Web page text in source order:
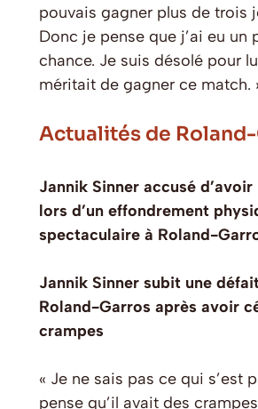
pouvais gagner plus de trois
Donc je pense que j’ai eu un
chance. Je suis désolé pour
méritait de gagner ce match.
Actualités de
Jannik Sinner accusé
lors d’un effondrement
spectaculaire à Roland-
Jannik Sinner subit une
Roland-Garros après avoir
crampes
« Je ne sais pas ce qui s’est
pense qu’il avait des